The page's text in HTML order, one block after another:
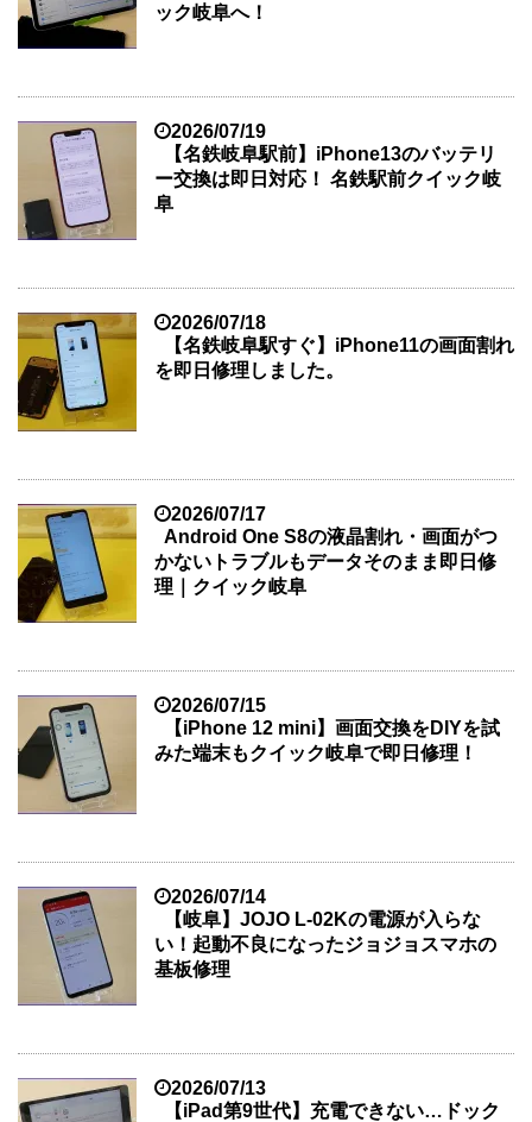
ック岐阜へ！
2026/07/19
【名鉄岐阜駅前】iPhone13のバッテリ
ー交換は即日対応！ 名鉄駅前クイック岐
阜
2026/07/18
【名鉄岐阜駅すぐ】iPhone11の画面割れ
を即日修理しました。
2026/07/17
Android One S8の液晶割れ・画面がつ
かないトラブルもデータそのまま即日修
理｜クイック岐阜
2026/07/15
【iPhone 12 mini】画面交換をDIYを試
みた端末もクイック岐阜で即日修理！
2026/07/14
【岐阜】JOJO L-02Kの電源が入らな
い！起動不良になったジョジョスマホの
基板修理
2026/07/13
【iPad第9世代】充電できない…ドック